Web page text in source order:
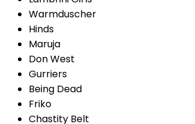
Warmduscher
Hinds
Maruja
Don West
Gurriers
Being Dead
Friko
Chastity Belt